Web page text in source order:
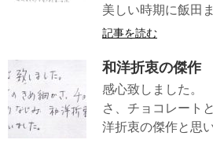
美しい時期に飯田
記事を読む
和洋折衷の傑作
感心致しました。
さ、チョコレート
洋折衷の傑作と思